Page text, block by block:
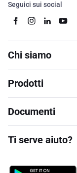
Seguici sui social
Chi siamo
Prodotti
Documenti
Ti serve aiuto?